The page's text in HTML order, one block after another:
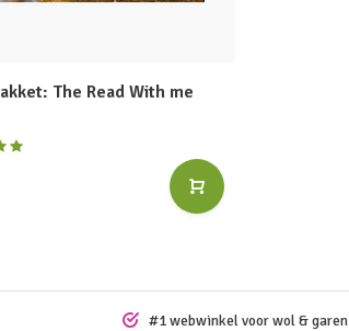
The Read With me
#1 webwinkel voor wol & garen